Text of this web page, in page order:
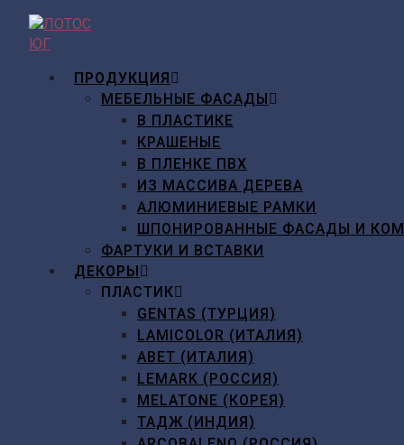
Перейти
содержимому
ПРОДУКЦИЯ
МЕБЕЛЬНЫЕ ФАСАДЫ
В ПЛАСТИКЕ
КРАШЕНЫЕ
В ПЛЕНКЕ ПВХ
ИЗ МАССИВА ДЕРЕВА
АЛЮМИНИЕВЫЕ РАМКИ
ШПОНИРОВАННЫЕ ФАСАДЫ И
ФАРТУКИ И ВСТАВКИ
ДЕКОРЫ
ПЛАСТИК
GENTAS (ТУРЦИЯ)
LAMICOLOR (ИТАЛИЯ)
ABET (ИТАЛИЯ)
LEMARK (РОССИЯ)
MELATONE (КОРЕЯ)
ТАДЖ (ИНДИЯ)